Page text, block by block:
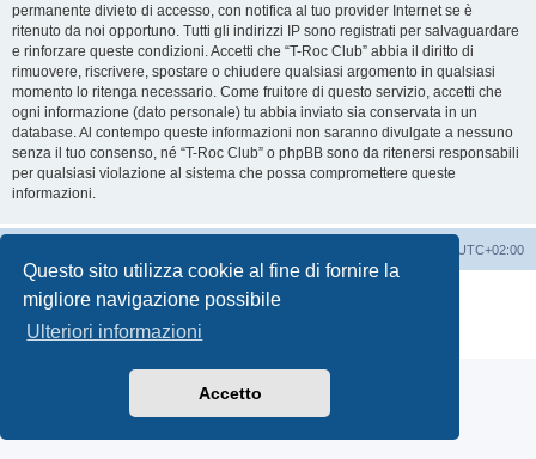
Questo sito utilizza cookie al fine di fornire la
migliore navigazione possibile
Ulteriori informazioni
Accetto
permanente divieto di accesso, con notifica al tuo provider Internet se è
ritenuto da noi opportuno. Tutti gli indirizzi IP sono registrati per salvaguardare
e rinforzare queste condizioni. Accetti che “T-Roc Club” abbia il diritto di
rimuovere, riscrivere, spostare o chiudere qualsiasi argomento in qualsiasi
momento lo ritenga necessario. Come fruitore di questo servizio, accetti che
ogni informazione (dato personale) tu abbia inviato sia conservata in un
database. Al contempo queste informazioni non saranno divulgate a nessuno
senza il tuo consenso, né “T-Roc Club” o phpBB sono da ritenersi responsabili
per qualsiasi violazione al sistema che possa compromettere queste
informazioni.
UTC+02:00
Creato da
® Forum Software © phpBB Limited
Traduzione Italiana